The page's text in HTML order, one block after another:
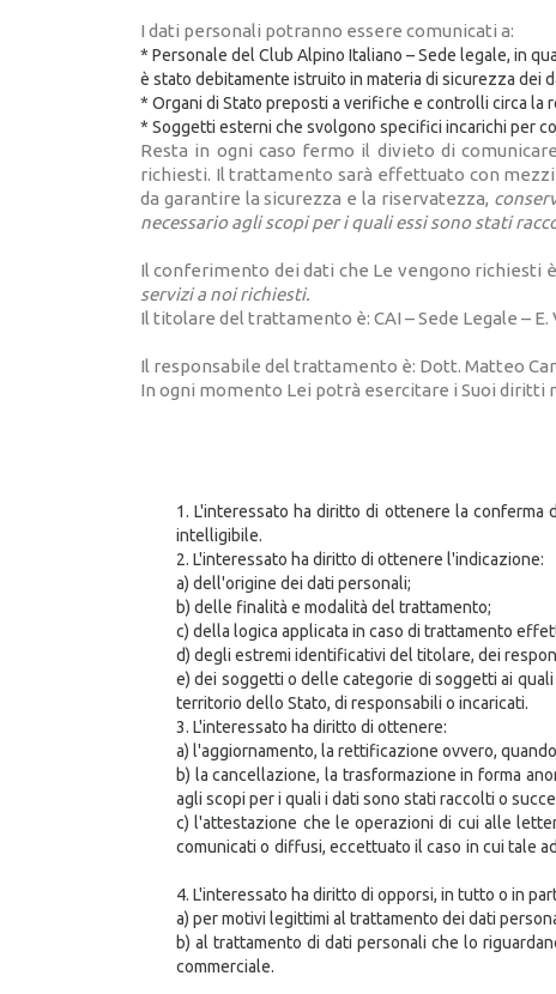
I dati personali potranno essere comunicati a:
* Personale del Club Alpino Italiano – Sede legale, in
è stato debitamente istruito in materia di sicurezza dei
* Organi di Stato preposti a verifiche e controlli circa
* Soggetti esterni che svolgono specifici incarichi per
Resta in ogni caso fermo il divieto di
richiesti. Il trattamento sarà effettuato con
da garantire la sicurezza e la riservatezza,
necessario agli scopi per i quali essi sono stati
Il conferimento dei dati che Le vengono richiesti è
servizi a noi richiesti.
Il titolare del trattamento è: CAI – Sede Legale – E.
Il responsabile del trattamento è: Dott. Matteo
In ogni momento Lei potrà esercitare i Suoi diritti
1. L'interessato ha diritto di ottenere la conferma
intelligibile.
2. L'interessato ha diritto di ottenere l'indicazione:
a) dell'origine dei dati personali;
b) delle finalità e modalità del trattamento;
c) della logica applicata in caso di trattamento
d) degli estremi identificativi del titolare, dei
e) dei soggetti o delle categorie di soggetti ai
territorio dello Stato, di responsabili o incaricati.
3. L'interessato ha diritto di ottenere:
a) l'aggiornamento, la rettificazione ovvero,
b) la cancellazione, la trasformazione in forma
agli scopi per i quali i dati sono stati raccolti o
c) l'attestazione che le operazioni di cui alle
comunicati o diffusi, eccettuato il caso in cui tale
4. L'interessato ha diritto di opporsi, in tutto o in
a) per motivi legittimi al trattamento dei dati
b) al trattamento di dati personali che lo
commerciale.